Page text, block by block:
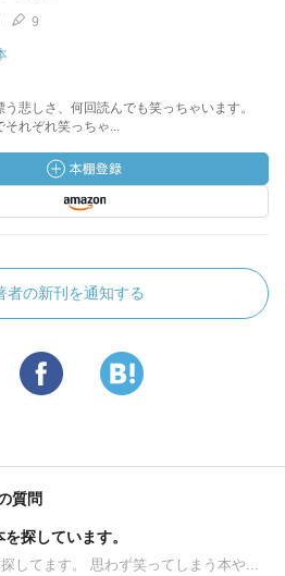
9
悲しさ、何回読んでも笑っちゃいます。
それぞれ笑っちゃ...
者の新刊を通知する
質問
探しています。
してます。 思わず笑ってしまう本や...